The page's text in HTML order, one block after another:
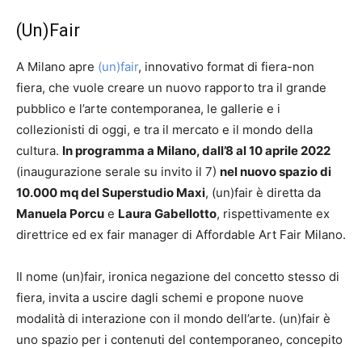
(Un)Fair
A Milano apre (un)fair, innovativo format di fiera-non
fiera, che vuole creare un nuovo rapporto tra il grande
pubblico e l’arte contemporanea, le gallerie e i
collezionisti di oggi, e tra il mercato e il mondo della
cultura. In programma a Milano, dall’8 al 10 aprile 2022
(inaugurazione serale su invito il 7) nel nuovo spazio di
10.000 mq del Superstudio Maxi, (un)fair è diretta da
Manuela Porcu e Laura Gabellotto, rispettivamente ex
direttrice ed ex fair manager di Affordable Art Fair Milano.
Il nome (un)fair, ironica negazione del concetto stesso di
fiera, invita a uscire dagli schemi e propone nuove
modalità di interazione con il mondo dell’arte. (un)fair è
uno spazio per i contenuti del contemporaneo, concepito